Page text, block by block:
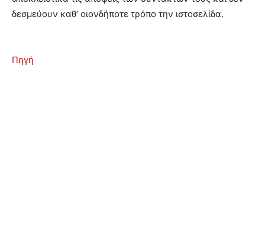
δεσμεύουν καθ’ οιονδήποτε τρόπο την ιστοσελίδα.
Πηγή